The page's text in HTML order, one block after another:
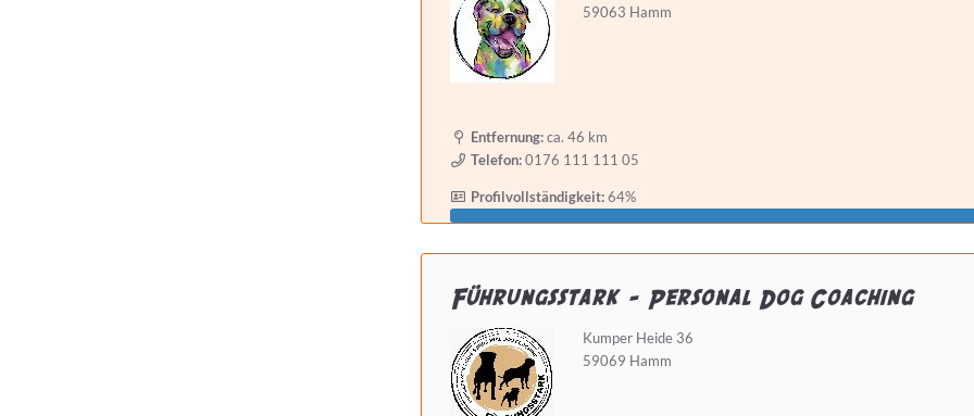
59063 Hamm
Entfernung:ca. 46 km
Telefon:0176 111 111 05
Profilvollständigkeit:64%
Führungsstark - Personal Dog Coaching
Kumper Heide 36
59069 Hamm